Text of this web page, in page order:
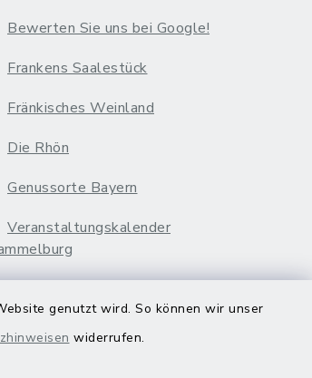
genutzt wird. So können wir unser
widerrufen.
Bewerten Sie uns bei Google!
Frankens Saalestück
Fränkisches Weinland
Die Rhön
Genussorte Bayern
Veranstaltungskalender